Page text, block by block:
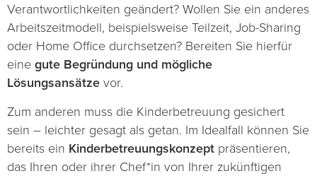
Verantwortlichkeiten geändert? Wollen Sie ein anderes
Arbeitszeitmodell, beispielsweise Teilzeit, Job-Sharing
oder Home Office durchsetzen? Bereiten Sie hierfür
eine gute Begründung und mögliche
Lösungsansätze vor.
Zum anderen muss die Kinderbetreuung gesichert
sein – leichter gesagt als getan. Im Idealfall können Sie
bereits ein Kinderbetreuungskonzept präsentieren,
das Ihren oder ihrer Chef*in von Ihrer zukünftigen